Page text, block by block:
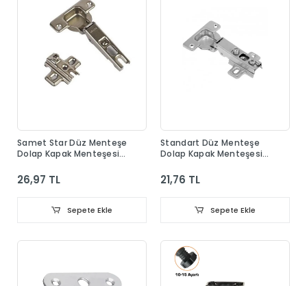
Samet Star Düz Menteşe
Dolap Kapak Menteşesi
26,97 TL
Sepete Ekle
Standart Düz Menteşe
Dolap Kapak Menteşesi
21,76 TL
Sepete Ekle